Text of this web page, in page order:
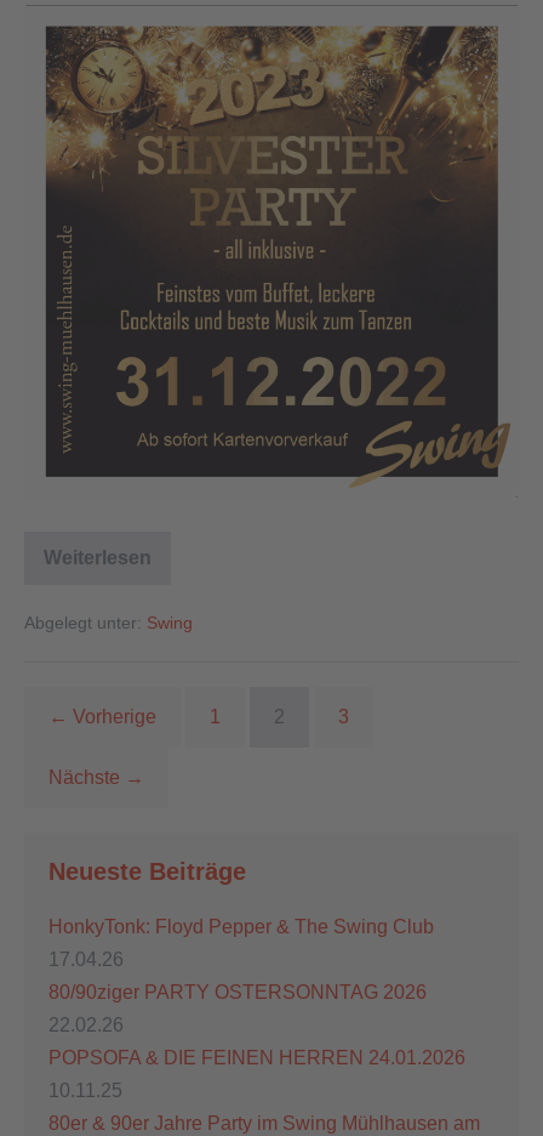
Weiterlesen
Abgelegt unter: Swing
← Vorherige 1 2 3
Nächste →
Neueste Beiträge
HonkyTonk: Floyd Pepper & The Swing Club
17.04.26
80/90ziger PARTY OSTERSONNTAG 2026
22.02.26
POPSOFA & DIE FEINEN HERREN 24.01.2026
10.11.25
80er & 90er Jahre Party im Swing Mühlhausen am